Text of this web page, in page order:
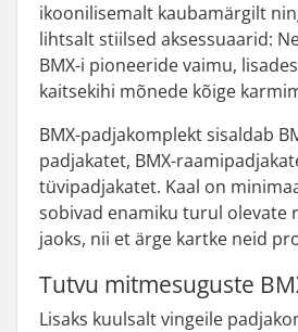
ikoonilisemalt kaubamärgilt
lihtsalt stiilsed aksessuaarid:
BMX-i pioneeride vaimu,
kaitsekihi mõnede kõige
BMX-padjakomplekt sisaldab
padjakatet, BMX-
tüvipadjakatet. Kaal on
sobivad enamiku turul olevate
jaoks, nii et ärge kartke neid
Tutvu mitmesuguste
Lisaks kuulsalt vingeile